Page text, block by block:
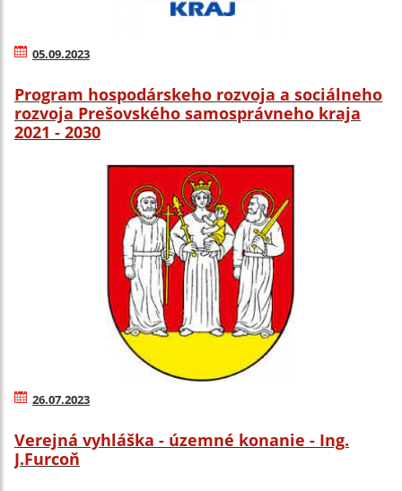
05.09.2023
Program hospodárskeho rozvoja a sociálneho
rozvoja Prešovského samosprávneho kraja
2021 - 2030
26.07.2023
Verejná vyhláška - územné konanie - Ing.
J.Furcoň